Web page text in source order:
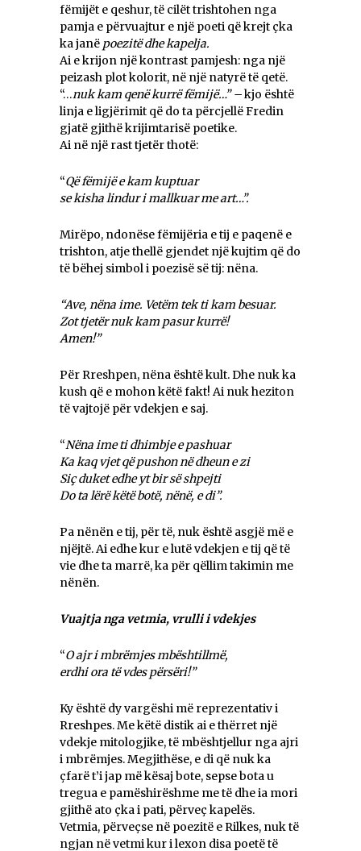
fëmijët e qeshur, të cilët trishtohen nga
pamja e përvuajtur e një poeti që krejt çka
ka janë poezitë dhe kapelja.
Ai e krijon një kontrast pamjesh: nga një
peizash plot kolorit, në një natyrë të qetë.
“…nuk kam qenë kurrë fëmijë…” –kjo është
linja e ligjërimit që do ta përcjellë Fredin
gjatë gjithë krijimtarisë poetike.
Ai në një rast tjetër thotë:
“Që fëmijë e kamkuptuar
se kisha lindur i mallkuar me art…”.
Mirëpo, ndonëse fëmijëria e tij e paqenë e
trishton, atje thellë gjendet një kujtim që do
të bëhej simbol i poezisë së tij: nëna.
“Ave, nëna ime. Vetëm tek ti kam besuar.
Zot tjetër nuk kam pasur kurrë!
Amen!”
Për Rreshpen, nëna është kult. Dhe nuk ka
kush që e mohon këtë fakt! Ai nuk heziton
të vajtojë për vdekjen e saj.
“Nëna ime ti dhimbje e pashuar
Ka kaq vjet që pushon në dheun e zi
Siç duket edhe yt bir së shpejti
Do ta lërë këtë botë, nënë, e di”.
Pa nënën e tij, për të, nuk është asgjë më e
njëjtë. Ai edhe kur e lutë vdekjen e tij që të
vie dhe ta marrë, ka për qëllim takimin me
nënën.
Vuajtja nga vetmia, vrulli i vdekjes
“O ajr i mbrëmjes mbështillmë,
erdhi ora të vdes përsëri!”
Ky është dy vargëshi më reprezentativ i
Rreshpes. Me këtë distik ai e thërret një
vdekje mitologjike, të mbështjellur nga ajri
i mbrëmjes. Megjithëse, e di që nuk ka
çfarë t’i jap më kësaj bote, sepse bota u
tregua e pamëshirëshme me të dhe ia mori
gjithë ato çka i pati, përveç kapelës.
Vetmia, përveçse në poezitë e Rilkes, nuk të
ngjan në vetmi kur i lexon disa poetë të